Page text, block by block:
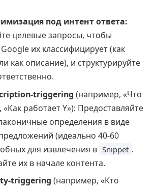
под интент ответа:
целевые запросы, чтобы
их классифицирует (как
как описание), и структурируйте
triggering (например, «Что
«Как работает Y»): Предоставляйте
определения в виде
(идеально 40-60
для извлечения в Snippet .
их в начале контента.
triggering (например, «Кто